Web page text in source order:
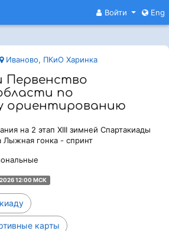
Войти Eng
Иваново, ПКиО Харинка
Первенство
по
ориентированию
на 2 этап ХIII зимней Спартакиады
Лыжная гонка - спринт
12:00 МСК
карты